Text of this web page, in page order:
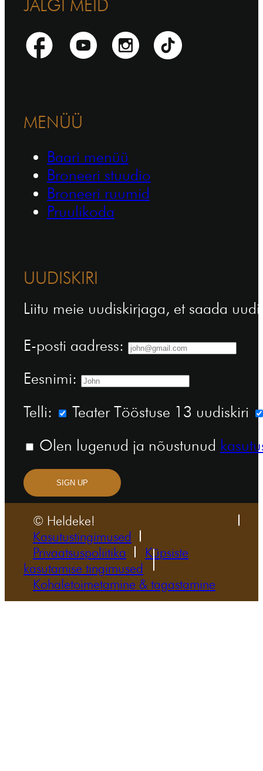
JÄLGI MEID
MENÜÜ
Baari menüü
Broneeri stuudio
Broneeri ruumid
Pruulikoda
UUDISKIRI
Liitu meie uudiskirjaga, et saada
E-posti aadress:
Eesnimi:
Telli:
Teater Tööstuse 13 uudiskiri
Olen lugenud ja nõustunud
SIGN UP
© Heldeke!
Kasutustingimused
Privaatsuspoliitika
Küpsiste
kasutamise tingimused
Kohaletoimetamine & tagastamine